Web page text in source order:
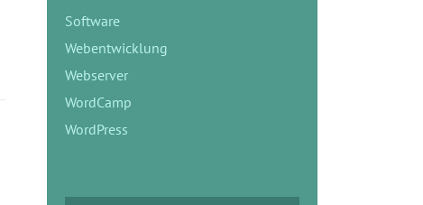
Software
Webentwicklung
Webserver
WordCamp
WordPress